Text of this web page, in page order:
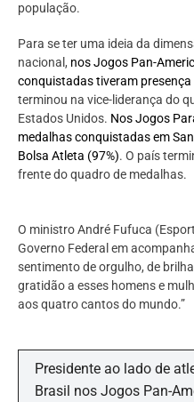
população.
Para se ter uma ideia da
nacional, nos Jogos Pan-
conquistadas tiveram presença
terminou na vice-liderança do
Estados Unidos. Nos Jogos
medalhas conquistadas em
Bolsa Atleta (97%). O país
frente do quadro de medalhas.
O ministro André Fufuca
Governo Federal em
sentimento de orgulho, de
gratidão a esses homens e
aos quatro cantos do mundo.”
Presidente ao lado de
Brasil nos Jogos Pan-